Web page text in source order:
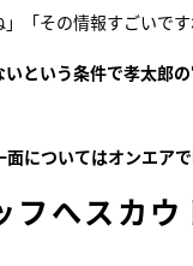
「その情報すごいで
という条件で孝太郎
についてはオンエア
へスカウ